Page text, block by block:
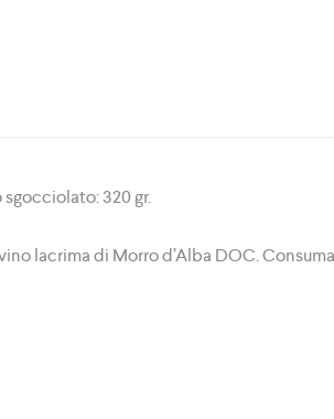
320 gr.
lacrima di Morro d’Alba DOC.